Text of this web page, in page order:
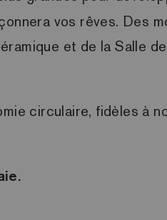
vos rêves. Des
et de la Salle
circulaire, fidèles à